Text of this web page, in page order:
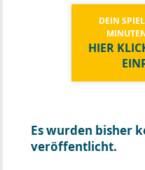
DEIN
HIER
Es wurden bisher
veröffentlicht.